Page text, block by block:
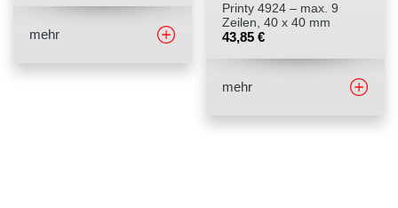
mehr
Printy 4924 – max. 9
Zeilen, 40 x 40 mm
43,85€
mehr